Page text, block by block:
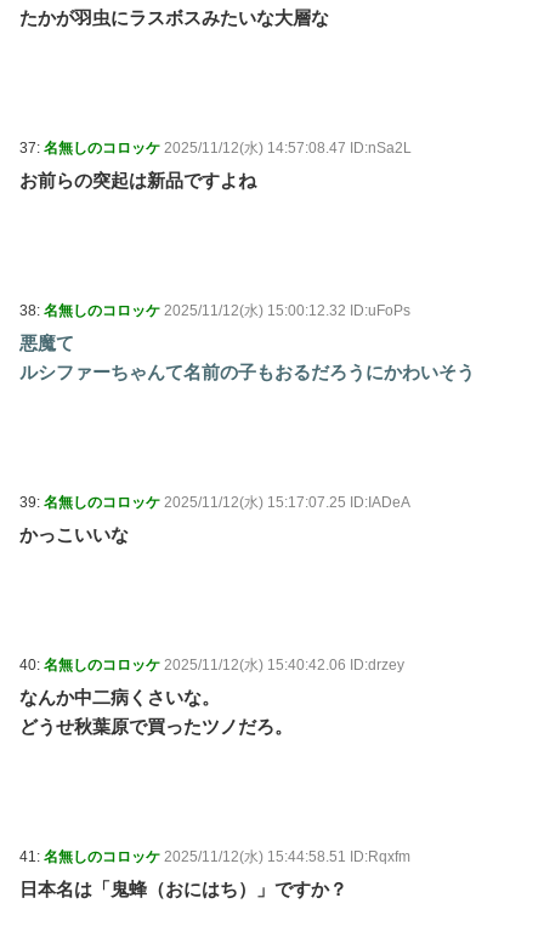
たかが羽虫にラスボスみたいな大層な
37: 名無しのコロッケ 2025/11/12(水) 14:57:08.47 ID:nSa2L
お前らの突起は新品ですよね
38: 名無しのコロッケ 2025/11/12(水) 15:00:12.32 ID:uFoPs
悪魔て
ルシファーちゃんて名前の子もおるだろうにかわいそう
39: 名無しのコロッケ 2025/11/12(水) 15:17:07.25 ID:IADeA
かっこいいな
40: 名無しのコロッケ 2025/11/12(水) 15:40:42.06 ID:drzey
なんか中二病くさいな。
どうせ秋葉原で買ったツノだろ。
41: 名無しのコロッケ 2025/11/12(水) 15:44:58.51 ID:Rqxfm
日本名は「鬼蜂（おにはち）」ですか？